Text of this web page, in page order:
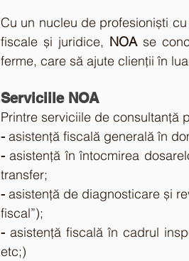
Cu un nucleu de profesioniști
fiscale și juridice, NOA se
ferme, care să ajute clienții în
Serviciile NOA
Printre serviciile de consultanță
- asistență fiscală generală în
- asistență în întocmirea
transfer;
- asistență de diagnosticare și
fiscal”);
- asistență fiscală în cadrul
etc;)